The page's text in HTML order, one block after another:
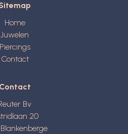
Home
Juwelen
Piercings
Contact
Contact
Bv
20
Blankenberge